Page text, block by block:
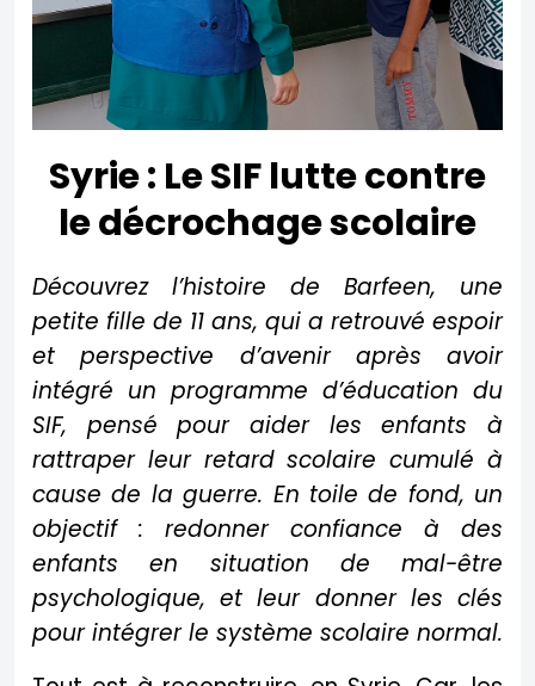
Syrie : Le SIF lutte contre
le décrochage scolaire
Découvrez l’histoire de Barfeen, une
petite fille de 11 ans, qui a retrouvé espoir
et perspective d’avenir après avoir
intégré un programme d’éducation du
SIF, pensé pour aider les enfants à
rattraper leur retard scolaire cumulé à
cause de la guerre. En toile de fond, un
objectif : redonner confiance à des
enfants en situation de mal-être
psychologique, et leur donner les clés
pour intégrer le système scolaire normal.